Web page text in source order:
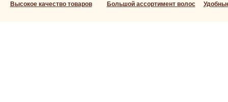
Высокое качество товаров Большой ассортимент волос